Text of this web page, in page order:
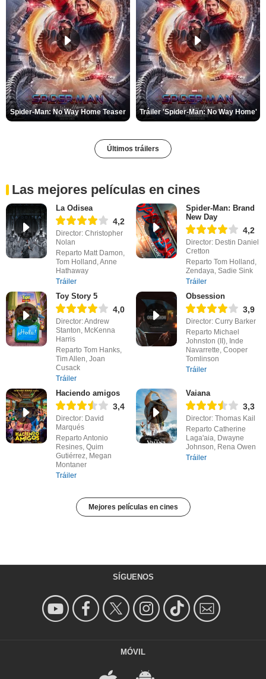
Spider-Man: No Way Home Teaser Tráiler 'Spider-Man: No Way Home'
Últimos tráilers
Las mejores películas en cines
La Odisea
4,2
Director: Christopher
Nolan
Reparto Matt Damon,
Tom Holland, Anne
Hathaway
Tráiler
Spider-Man: Brand
New Day
4,2
Director: Destin Daniel
Cretton
Reparto Tom Holland,
Zendaya, Sadie Sink
Tráiler
Toy Story 5
4,0
Director: Andrew
Stanton, McKenna
Harris
Reparto Tom Hanks,
Tim Allen, Joan
Cusack
Tráiler
Obsession
3,9
Director: Curry Barker
Reparto Michael
Johnston (II), Inde
Navarrette, Cooper
Tomlinson
Tráiler
Haciendo amigos
3,4
Director: David
Marqués
Reparto Antonio
Resines, Quim
Gutiérrez, Megan
Montaner
Tráiler
Vaiana
3,3
Director: Thomas Kail
Reparto Catherine
Laga'aia, Dwayne
Johnson, Rena Owen
Tráiler
Mejores películas en cines
SÍGUENOS
MÓVIL